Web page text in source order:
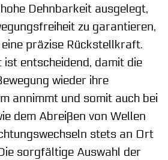
Dehnbarkeit ausgelegt,
zu garantieren,
präzise Rückstellkraft.
ist entscheidend, damit die
wieder ihre
annimmt und somit auch bei
dem Abreißen von Wellen
stets an Ort
sorgfältige Auswahl der